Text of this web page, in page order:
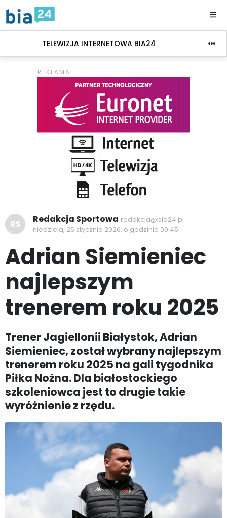
TELEWIZJA INTERNETOWA BIA24
RS Redakcja Sportowa redakcja@bia24.pl
niedziela, 25 stycznia 2026, o godzinie 09:45
Adrian Siemieniec
najlepszym
trenerem roku 2025
Trener Jagiellonii Białystok, Adrian
Siemieniec, został wybrany najlepszym
trenerem roku 2025 na gali tygodnika
Piłka Nożna. Dla białostockiego
szkoleniowca jest to drugie takie
wyróżnienie z rzędu.